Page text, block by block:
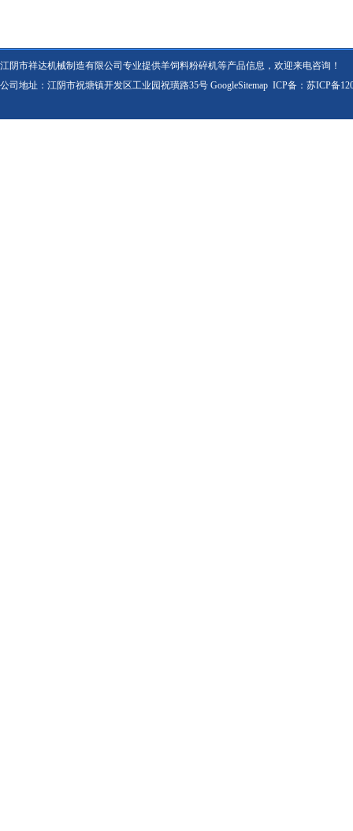
江阴市祥达机械制造有限公司专业提供羊饲料粉碎机等产品信息，欢迎来电咨询！
公司地址：江阴市祝塘镇开发区工业园祝璜路35号 GoogleSitemap ICP备： 苏ICP备